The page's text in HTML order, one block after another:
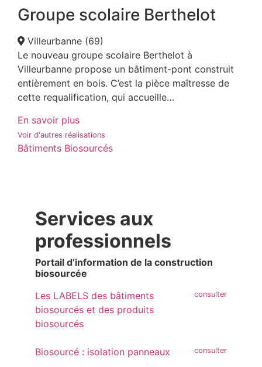
Groupe scolaire Berthelot
Villeurbanne (69)
Le nouveau groupe scolaire Berthelot à
Villeurbanne propose un bâtiment-pont construit
entièrement en bois. C’est la pièce maîtresse de
cette requalification, qui accueille…
En savoir plus
Voir d'autres réalisations
Bâtiments Biosourcés
Services aux
professionnels
Portail d’information de la construction
biosourcée
Les LABELS des bâtiments
biosourcés et des produits
biosourcés
Biosourcé : isolation panneaux